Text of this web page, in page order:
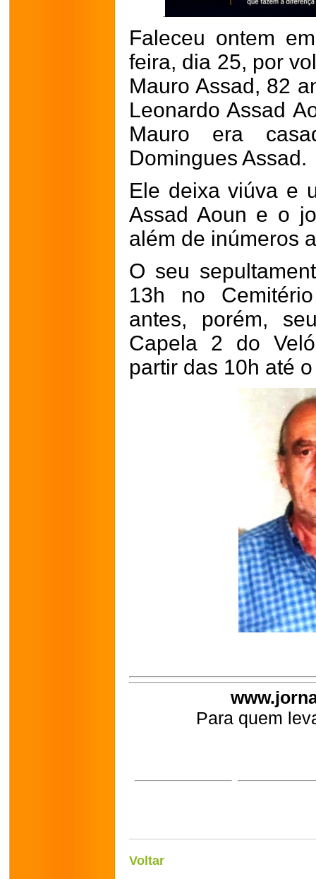
Faleceu ontem
feira, dia 25, por
Mauro Assad, 82
Leonardo Assad
Mauro era
Domingues Assad.
Ele deixa viúva e
Assad Aoun e o
além de inúmeros
O seu
13h no
antes, porém,
Capela 2 do
partir das 10h até
Para quem
Voltar